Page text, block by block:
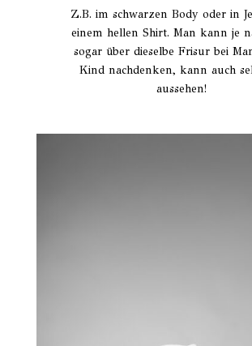
Z.B. im schwarzen Body oder in
einem hellen Shirt. Man kann je
sogar über dieselbe Frisur bei
Kind nachdenken, kann auch
aussehen!